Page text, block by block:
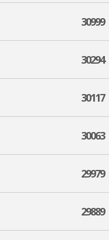
30999
30294
30117
30063
29979
29889